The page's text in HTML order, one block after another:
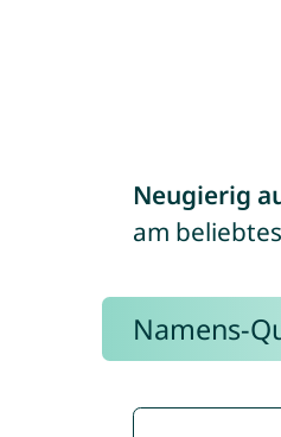
Neugierig
am
Namens-